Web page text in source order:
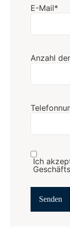
E-Mail*
Anzahl
Ich